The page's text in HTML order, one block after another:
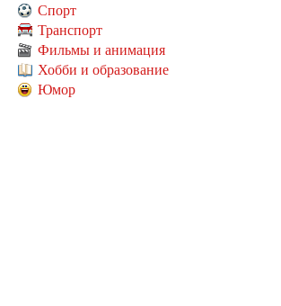
Спорт
Транспорт
Фильмы и анимация
Хобби и образование
Юмор